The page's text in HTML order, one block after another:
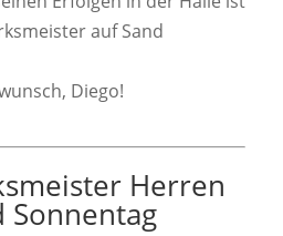
auf Sand
Diego!
Herren
Sonnentag